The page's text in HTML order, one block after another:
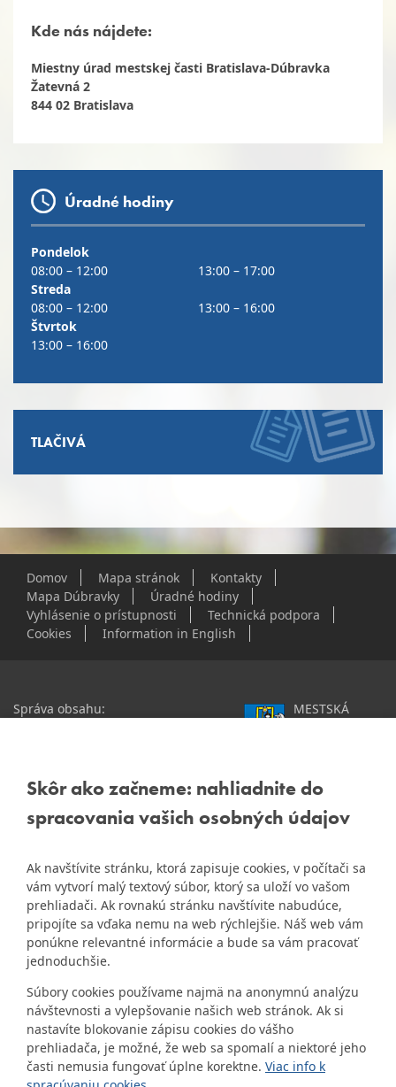
Skôr ako začneme: nahliadnite do
spracovania vašich osobných údajov
Ak navštívite stránku, ktorá zapisuje cookies, v počítači sa
vám vytvorí malý textový súbor, ktorý sa uloží vo vašom
prehliadači. Ak rovnakú stránku navštívite nabudúce,
pripojíte sa vďaka nemu na web rýchlejšie. Náš web vám
ponúkne relevantné informácie a bude sa vám pracovať
jednoduchšie.
Súbory cookies používame najmä na anonymnú analýzu
návštevnosti a vylepšovanie našich web stránok. Ak si
nastavíte blokovanie zápisu cookies do vášho
prehliadača, je možné, že web sa spomalí a niektoré jeho
časti nemusia fungovať úplne korektne. Viac info k
Kde nás nájdete:
Miestny úrad mestskej časti Bratislava-Dúbravka
Žatevná 2
844 02 Bratislava
Úradné hodiny
Pondelok
08:00 – 12:00
13:00 – 17:00
Streda
08:00 – 12:00
13:00 – 16:00
Štvrtok
13:00 – 16:00
TLAČIVÁ
Domov Mapa stránok
Kontakty
Mapa Dúbravky
Úradné hodiny
Vyhlásenie o prístupnosti
Technická podpora
Cookies
Information in English
Správa obsahu:
Staršie informácie a dokumenty
starej stránke Dúbravky
Naša mestská časť získala 3.
miesto v súťažiZlatyErb.sk
o
najlepšiu internetovú stránku
samospráv za rok 2020
MESTSKÁ
Žatevná 2, 844 02
IČO: 00603406
DIČ: 2020919120
IČ DPH: Nie sme platca
DPH
Bankové spojenie:
a.s., Mlynské nivy 1, 829 90
Bratislava 25
Číslo účtu v tvare IBAN:
SK31 0200 0000 0000 1012
8032, BIC kód: SUBASKBX